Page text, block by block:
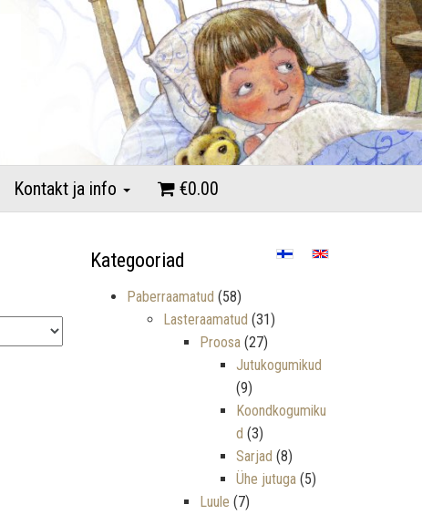
Kontakt ja info €0.00
Kategooriad
Paberraamatud (58)
Lasteraamatud (31)
Proosa (27)
Jutukogumikud
(9)
Koondkogumiku
d (3)
Sarjad (8)
Ühe jutuga (5)
Luule (7)